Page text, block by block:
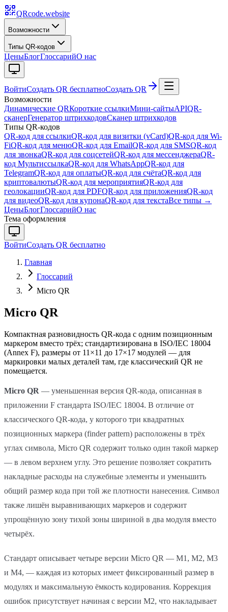
QRcode.website
Возможности
Типы QR-кодов
ЦеныБлогГлоссарийО нас
ВойтиСоздать QR бесплатноСоздать QR
Возможности
Динамические QRКороткие ссылкиМини-сайтыAPIQR-
сканерГенератор штрихкодовСканер штрихкодов
Типы QR-кодов
QR-код для ссылкиQR-код для визитки (vCard)QR-код для Wi-
FiQR-код для менюQR-код для EmailQR-код для SMSQR-код
для звонкаQR-код для соцсетейQR-код для мессенджераQR-
код МультиссылкаQR-код для WhatsAppQR-код для
TelegramQR-код для оплатыQR-код для счётаQR-код для
криптовалютыQR-код для мероприятияQR-код для
геолокацииQR-код для PDFQR-код для приложенияQR-код
для видеоQR-код для купонаQR-код для текстаВсе типы →
ЦеныБлогГлоссарийО нас
Тема оформления
ВойтиСоздать QR бесплатно
Главная
Глоссарий
Micro QR
Micro QR
Компактная разновидность QR-кода с одним позиционным
маркером вместо трёх; стандартизирована в ISO/IEC 18004
(Annex F), размеры от 11×11 до 17×17 модулей — для
маркировки малых деталей там, где классический QR не
помещается.
Micro QR — уменьшенная версия QR-кода, описанная в
приложении F стандарта ISO/IEC 18004. В отличие от
классического QR-кода, у которого три квадратных
позиционных маркера (finder pattern) расположены в трёх
углах символа, Micro QR содержит только один такой маркер
— в левом верхнем углу. Это решение позволяет сократить
накладные расходы на служебные элементы и уменьшить
общий размер кода при той же плотности нанесения. Символ
также лишён выравнивающих маркеров и содержит
упрощённую зону тихой зоны шириной в два модуля вместо
четырёх.
Стандарт описывает четыре версии Micro QR — M1, M2, M3
и M4, — каждая из которых имеет фиксированный размер в
модулях и максимальную ёмкость кодирования. Коррекция
ошибок присутствует начиная с версии M2, что накладывает